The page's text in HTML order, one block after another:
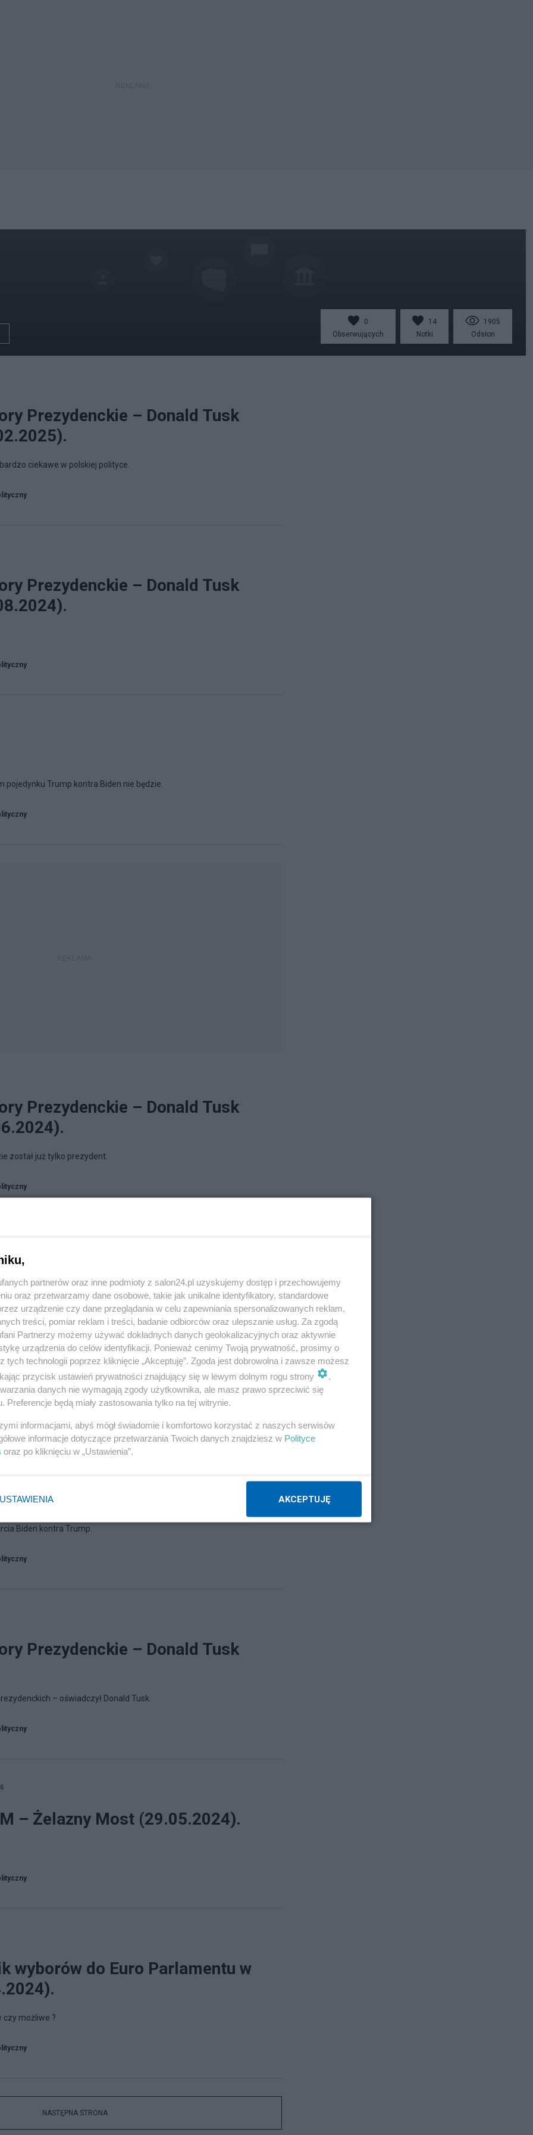
0
Obserwujących
14
Notki
1905
Odsłon
Prezydenckie – Donald Tusk
ciekawe w polskiej polityce.
Prezydenckie – Donald Tusk
Trump kontra Biden nie będzie.
Prezydenckie – Donald Tusk
został już tylko prezydent.
Prezydenckie USA – Trump
(28.06.2024).
Biden kontra Trump.
Prezydenckie – Donald Tusk
– oświadczył Donald Tusk.
– Żelazny Most (29.05.2024).
wyborów do Euro Parlamentu w
czy możliwe ?
NASTĘPNA STRONA
partnerów oraz inne podmioty z salon24.pl uzyskujemy dostęp i przechowujemy
oraz przetwarzamy dane osobowe, takie jak unikalne identyfikatory, standardowe
urządzenie czy dane przeglądania w celu zapewniania spersonalizowanych reklam,
treści, pomiar reklam i treści, badanie odbiorców oraz ulepszanie usług. Za zgodą
Partnerzy możemy używać dokładnych danych geolokalizacyjnych oraz aktywnie
urządzenia do celów identyfikacji. Ponieważ cenimy Twoją prywatność, prosimy o
tych technologii poprzez kliknięcie „Akceptuję”. Zgoda jest dobrowolna i zawsze możesz
przycisk ustawień prywatności znajdujący się w lewym dolnym rogu strony
.
danych nie wymagają zgody użytkownika, ale masz prawo sprzeciwić się
Preferencje będą miały zastosowania tylko na tej witrynie.
informacjami, abyś mógł świadomie i komfortowo korzystać z naszych serwisów
informacje dotyczące przetwarzania Twoich danych znajdziesz w Polityce
oraz po kliknięciu w „Ustawienia”.
USTAWIENIA AKCEPTUJĘ